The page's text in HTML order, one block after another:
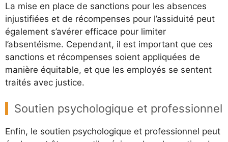
La mise en place de sanctions pour les absences
injustifiées et de récompenses pour l’assiduité peut
également s’avérer efficace pour limiter
l’absentéisme. Cependant, il est important que ces
sanctions et récompenses soient appliquées de
manière équitable, et que les employés se sentent
traités avec justice.
Soutien psychologique et professionnel
Enfin, le soutien psychologique et professionnel peut